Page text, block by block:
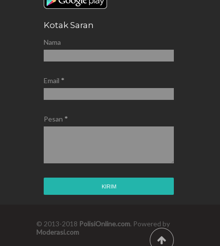
Kotak Saran
Nama
Email *
Pesan *
© 2013-2018 PolisiOnline.com. Powered by
Moderasi.com